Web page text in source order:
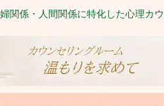
関係・人間関係に特化した心理カウ